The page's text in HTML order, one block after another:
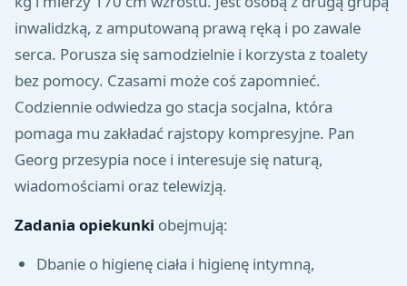
inwalidzką, z amputowaną prawą ręką i po zawale
serca. Porusza się samodzielnie i korzysta z toalety
bez pomocy. Czasami może coś zapomnieć.
Codziennie odwiedza go stacja socjalna, która
pomaga mu zakładać rajstopy kompresyjne. Pan
Georg przesypia noce i interesuje się naturą,
wiadomościami oraz telewizją.
Zadania opiekunki obejmują:
Dbanie o higienę ciała i higienę intymną,